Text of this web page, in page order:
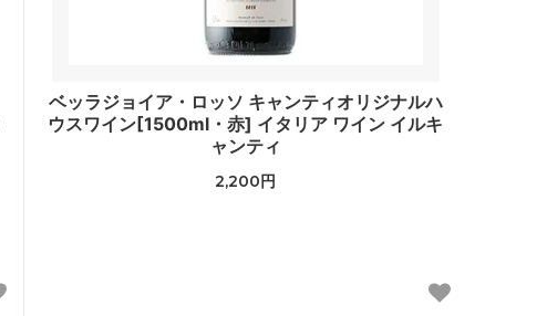
ベッラジョイア・ロッソ キャンティオリジナルハ
ウスワイン[1500ml・赤] イタリア ワイン イルキ
ャンティ
2,200円